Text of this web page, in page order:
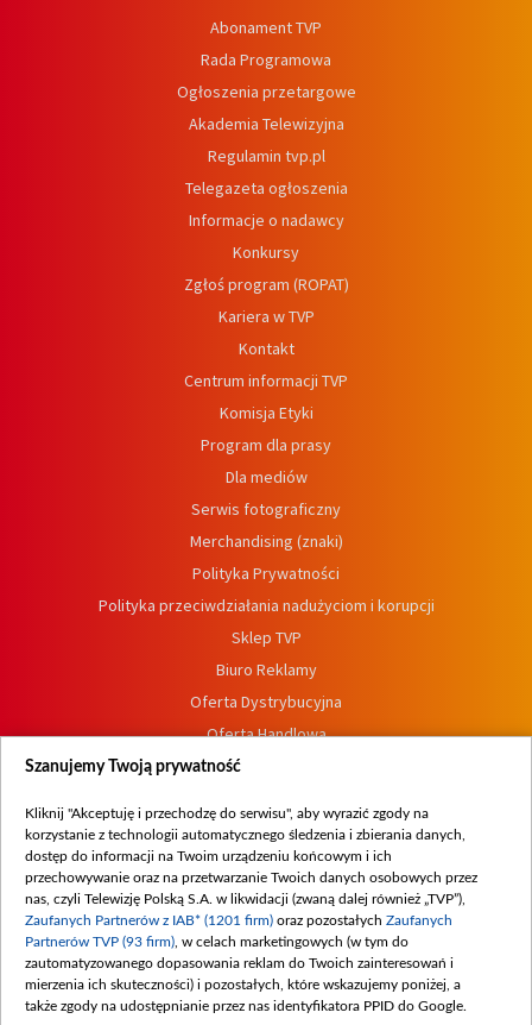
Abonament TVP
Rada Programowa
Ogłoszenia przetargowe
Akademia Telewizyjna
Regulamin tvp.pl
Telegazeta ogłoszenia
Informacje o nadawcy
Konkursy
Zgłoś program (ROPAT)
Kariera w TVP
Kontakt
Centrum informacji TVP
Komisja Etyki
Program dla prasy
Dla mediów
Serwis fotograficzny
Merchandising (znaki)
Polityka Prywatności
Polityka przeciwdziałania nadużyciom i korupcji
Sklep TVP
Biuro Reklamy
Oferta Dystrybucyjna
Oferta Handlowa
Dostępność
Procedura zgłoszeń wewnętrznych
Szanujemy Twoją prywatność
Kliknij "Akceptuję i przechodzę do serwisu", aby wyrazić zgody na
korzystanie z technologii automatycznego śledzenia i zbierania danych,
dostęp do informacji na Twoim urządzeniu końcowym i ich
przechowywanie oraz na przetwarzanie Twoich danych osobowych przez
nas, czyli Telewizję Polską S.A. w likwidacji (zwaną dalej również „TVP”),
Zaufanych Partnerów z IAB* (1201 firm) oraz pozostałych Zaufanych
Partnerów TVP (93 firm) , w celach marketingowych (w tym do
zautomatyzowanego dopasowania reklam do Twoich zainteresowań i
mierzenia ich skuteczności) i pozostałych, które wskazujemy poniżej, a
także zgody na udostępnianie przez nas identyfikatora PPID do Google.